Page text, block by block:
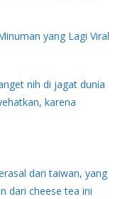
nih di jagat dunia
karena
dari taiwan, yang
dari cheese tea ini